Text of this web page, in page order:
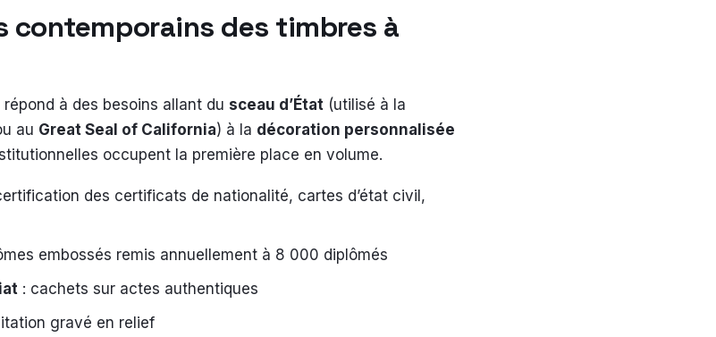
contemporains des timbres à
répond à des besoins allant du sceau d’État (utilisé à la
au Great Seal of California) à la décoration personnalisée
occupent la première place en volume.
des certificats de nationalité, cartes d’état civil,
embossés remis annuellement à 8 000 diplômés
: cachets sur actes authentiques
gravé en relief